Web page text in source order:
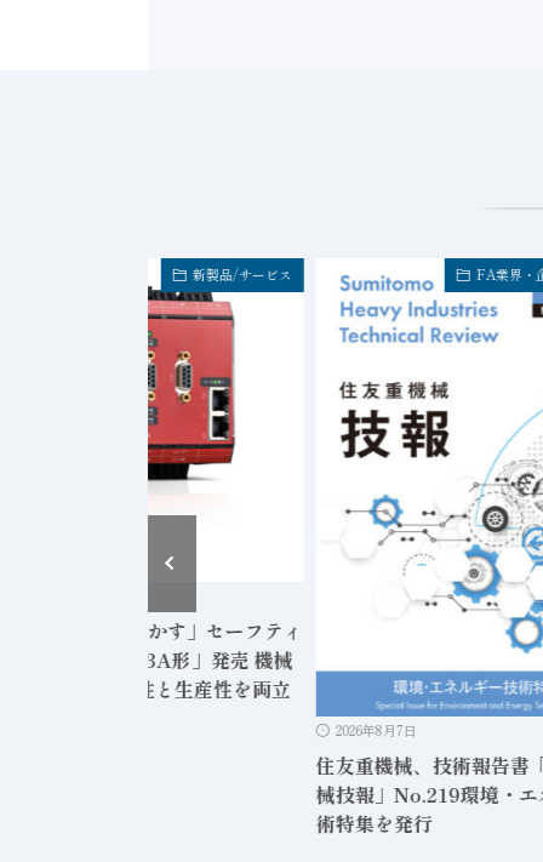
新製品/サービス
、「安全に動かす」セーフティ
トローラ「FS3A形」発売 機械
態監視で安全性と生産性を両立
FA業界・
2026年8月7日
住友重機械、技術報告書
械技報」No.219環境・
術特集を発行